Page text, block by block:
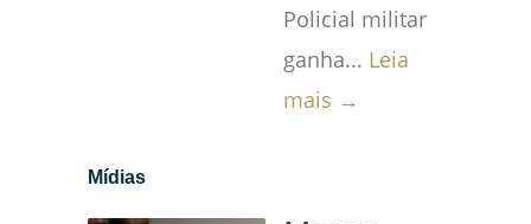
Policial militar
ganha... Leia
mais →
Mídias